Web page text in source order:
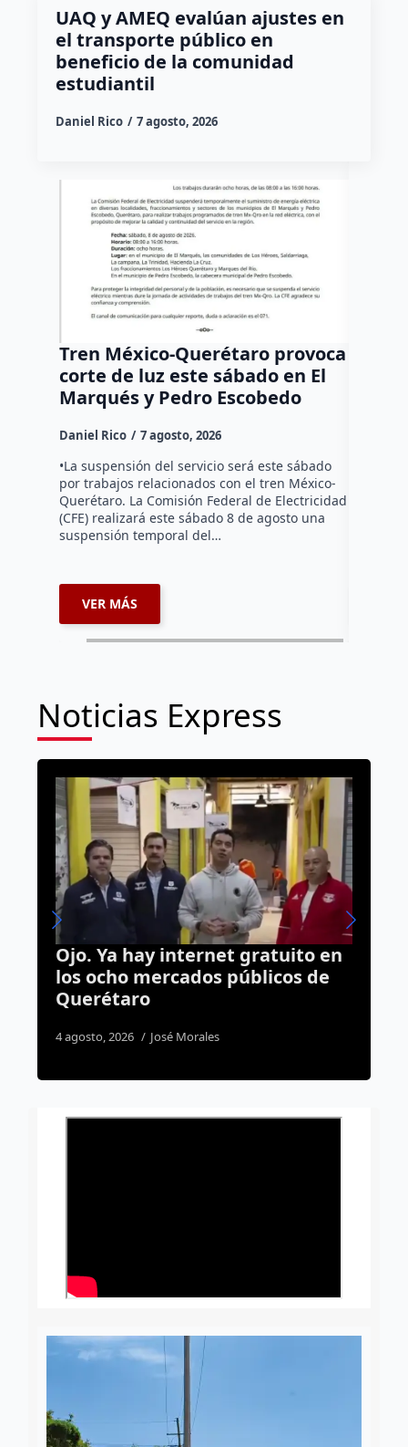
UAQ y AMEQ evalúan ajustes en
el transporte público en
beneficio de la comunidad
estudiantil
Daniel Rico 7 agosto, 2026
Tren México-Querétaro provoca
corte de luz este sábado en El
Marqués y Pedro Escobedo
Daniel Rico 7 agosto, 2026
•La suspensión del servicio será este sábado
por trabajos relacionados con el tren México-
Querétaro. La Comisión Federal de Electricidad
(CFE) realizará este sábado 8 de agosto una
suspensión temporal del…
VER MÁS
Noticias Express
gratuito en
públicos de
Más de 16 mil
a Querétaro con